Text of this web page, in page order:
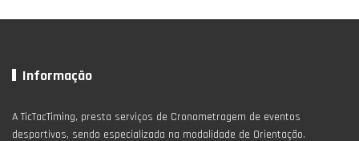
Informação
A TicTacTiming, presta serviços de Cronometragem de eventos
desportivos, sendo especializada na modalidade de Orientação.